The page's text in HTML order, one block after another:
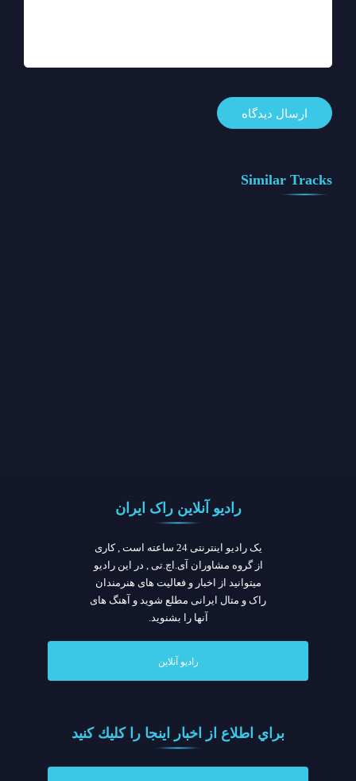
Similar Tracks
رادیو آنلاین راک ایران
یک رادیو اینترنتی 24 ساعته است , کاری
از گروه مشاوران آی.اچ.تی , در این رادیو
میتوانید از اخبار و فعالیت های هنرمندان
راک و متال ایرانی مطلع شوید و آهنگ های
آنها را بشنوید.
رادیو آنلاین
براي اطلاع از اخبار اينجا را كليك كنيد